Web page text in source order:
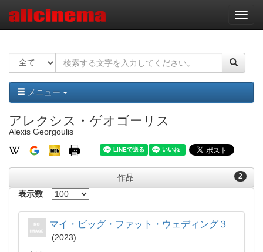
ナ
ビ
ー
ョ
ン
メニュー
アレクシス・ゲオゴーリス
Alexis Georgoulis
2
作品
表示数
マイ・ビッグ・ファット・ウェディング３
2023